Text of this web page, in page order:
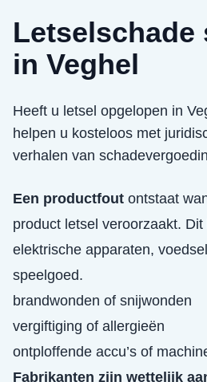
Letselschade
in Veghel
Heeft u letsel opgelopen in
helpen u kosteloos met
verhalen van
Een productfout ontstaat
product letsel veroorzaakt.
elektrische apparaten,
speelgoed.
brandwonden of snijwonden
vergiftiging of allergieën
ontploffende accu’s of
Fabrikanten zijn wettelijk